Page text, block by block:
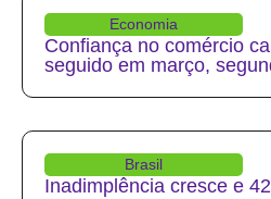
Economia
Confiança no comércio
seguido em março,
Brasil
Inadimplência cresce e